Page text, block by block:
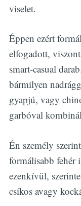
viselet.
Éppen ezért
elfogadott,
smart-casual
bármilyen
gyapjú, vagy
garbóval
Én személy
formálisabb fehér
ezenkívül,
csíkos avagy